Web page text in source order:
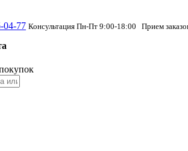
04-77 Консультация Пн-Пт 9:00-18:00 Прием